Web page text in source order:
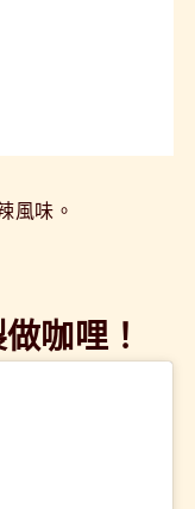
風味。
咖哩！